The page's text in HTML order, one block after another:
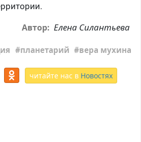
Автор: Елена Силантьева
планетарий вера мухина
читайте нас в Новостях